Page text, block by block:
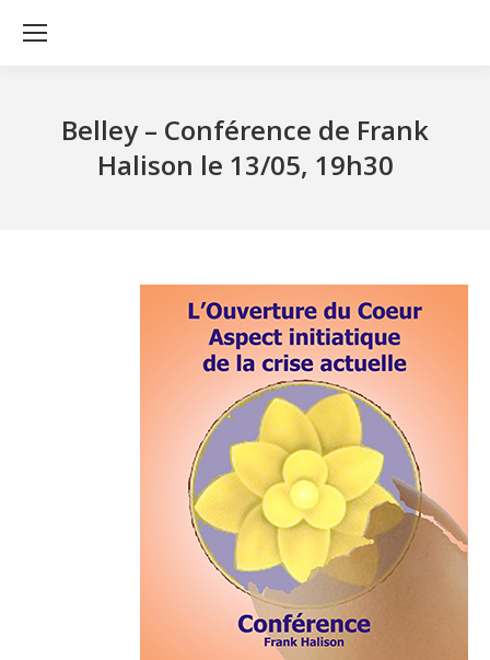
Belley – Conférence de Frank
Halison le 13/05, 19h30